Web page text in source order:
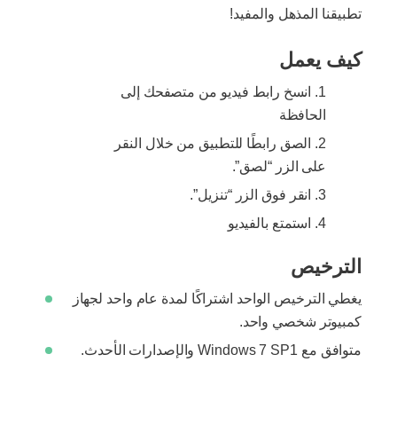
تطبيقنا المذهل والمفيد!
كيف يعمل
انسخ رابط فيديو من متصفحك إلى
الحافظة
الصق رابطًا للتطبيق من خلال النقر
على الزر “لصق”.
انقر فوق الزر “تنزيل”.
استمتع بالفيديو
الترخيص
يغطي الترخيص الواحد اشتراكًا لمدة عام واحد لجهاز
كمبيوتر شخصي واحد.
متوافق مع Windows 7 SP1 والإصدارات الأحدث.